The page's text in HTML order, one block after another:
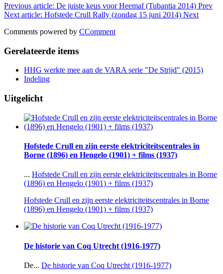
Previous article: De juiste keus voor Heemaf (Tubantia 2014) Prev
Next article: Hofstede Crull Rally (zondag 15 juni 2014) Next
Comments powered by CComment
Gerelateerde items
HHG werkte mee aan de VARA serie "De Strijd" (2015)
Indeling
Uitgelicht
Hofstede Crull en zijn eerste elektriciteitscentrales in
Borne (1896) en Hengelo (1901) + films (1937)
... Hofstede Crull en zijn eerste elektriciteitscentrales in Borne
(1896) en Hengelo (1901) + films (1937)
Hofstede Crull en zijn eerste elektriciteitscentrales in Borne
(1896) en Hengelo (1901) + films (1937)
De historie van Coq Utrecht (1916-1977)
De... De historie van Coq Utrecht (1916-1977)